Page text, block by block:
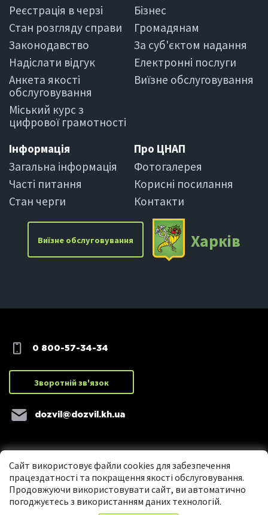
Реєстрація в черзi
Стан розгляду справи
Законодавство
Надіслати вiдгук
Анкета якості
обслуговування
Міський курс з
цифрової грамотності
Бiзнес
Громадянам
За суб'єктом надання
Електроннi послуги
Виїзне обслуговування
Iнформацiя
Загальна інформація
Частi питання
Стан черги
Про ЦНАП
Фотогалерея
Корисні посилання
Контакти
Виїзне обслуговування Харкiв
0 800-57-34-34
Зворотній зв'язок
dozvil@dozvil.kh.ua
Сайт використовує файли cookies для забезпечення
працездатності та покращення якості обслуговування.
Продовжуючи використовувати сайт, ви автоматично
погоджуєтесь з використанням даних технологій.